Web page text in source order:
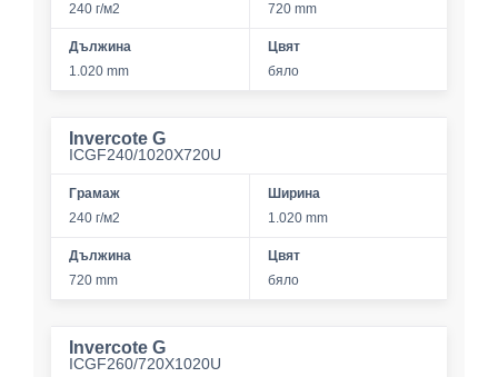
240 г/м2
720 mm
Дължина
1.020 mm
Цвят
бяло
Invercote G
ICGF240/1020X720U
Грамаж
240 г/м2
Ширина
1.020 mm
Дължина
720 mm
Цвят
бяло
Invercote G
ICGF260/720X1020U